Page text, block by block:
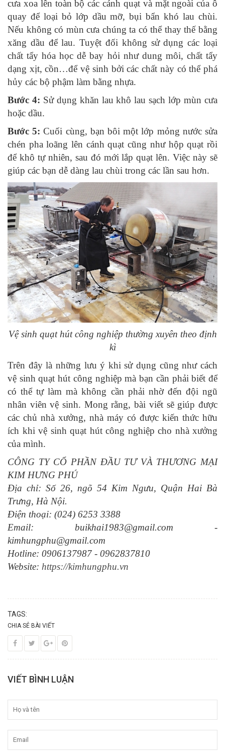
cưa xoa lên toàn bộ các cánh quạt và mặt ngoài của ô
quay để loại bỏ lớp dầu mỡ, bụi bẩn khó lau chùi.
Nếu không có mùn cưa chúng ta có thể thay thế bằng
xăng dầu để lau. Tuyệt đối không sử dụng các loại
chất tẩy hóa học dễ bay hỏi như dung môi, chất tẩy
dạng xịt, cồn…để vệ sinh bởi các chất này có thể phá
hủy các bộ phậm làm bằng nhựa.
Bước 4: Sử dụng khăn lau khô lau sạch lớp mùn cưa
hoặc dầu.
Bước 5: Cuối cùng, bạn bôi một lớp mỏng nước sửa
chén pha loãng lên cánh quạt cũng như hộp quạt rồi
để khô tự nhiên, sau đó mới lắp quạt lên. Việc này sẽ
giúp các bạn dễ dàng lau chùi trong các lần sau hơn.
Vệ sinh quạt hút công nghiệp thường xuyên theo định
kì
Trên đây là những lưu ý khi sử dụng cũng như cách
vệ sinh quạt hút công nghiệp mà bạn cần phải biết để
có thể tự làm mà không cần phải nhờ đến đội ngũ
nhân viên vệ sinh. Mong rằng, bài viết sẽ giúp được
các chủ nhà xưởng, nhà máy có được kiến thức hữu
ích khi vệ sinh quạt hút công nghiệp cho nhà xưởng
của mình.
CÔNG TY CỔ PHẦN ĐẦU TƯ VÀ THƯƠNG MẠI
KIM HƯNG PHÚ
Địa chỉ: Số 26, ngõ 54 Kim Ngưu, Quận Hai Bà
Trưng, Hà Nội.
Điện thoại: (024) 6253 3388
Email: buikhai1983@gmail.com -
kimhungphu@gmail.com
Hotline: 0906137987 - 0962837810
Website: https://kimhungphu.vn
TAGS:
CHIA SẺ BÀI VIẾT
VIẾT BÌNH LUẬN